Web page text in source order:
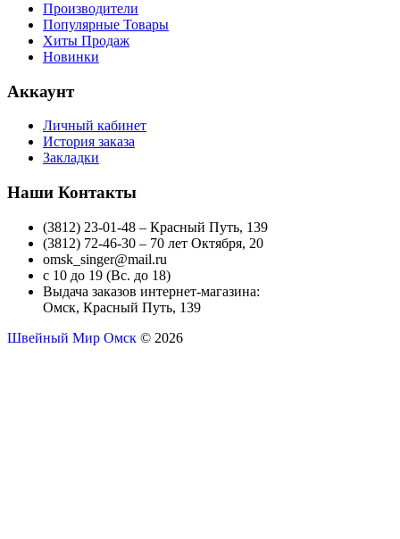
Производители
Популярные Товары
Хиты Продаж
Новинки
Аккаунт
Личный кабинет
История заказа
Закладки
Наши Контакты
(3812) 23-01-48 – Красный Путь, 139
(3812) 72-46-30 – 70 лет Октября, 20
omsk_singer@mail.ru
с 10 до 19 (Вс. до 18)
Выдача заказов интернет-магазина:
Омск, Красный Путь, 139
Швейный Мир Омск © 2026